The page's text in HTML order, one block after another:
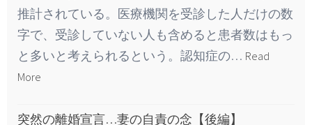
推計されている。医療機関を受診した人だけの数
字で、受診していない人も含めると患者数はもっ
と多いと考えられるという。認知症の… Read
More
突然の離婚宣言…妻の自責の念【後編】